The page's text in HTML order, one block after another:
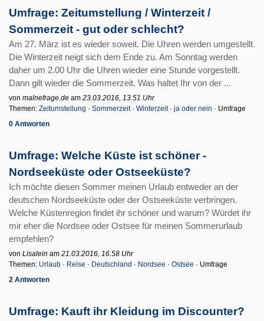
Umfrage: Zeitumstellung / Winterzeit /
Sommerzeit - gut oder schlecht?
Am 27. März ist es wieder soweit. Die Uhren werden umgestellt.
Die Winterzeit neigt sich dem Ende zu. Am Sonntag werden
daher um 2.00 Uhr die Uhren wieder eine Stunde vorgestellt.
Dann gilt wieder die Sommerzeit. Was haltet Ihr von der ...
von malnefrage.de am 23.03.2016, 13.51 Uhr
Themen: Zeitumstellung · Sommerzeit· Winterzeit· ja oder nein · Umfrage
0 Antworten
Umfrage: Welche Küste ist schöner -
Nordseeküste oder Ostseeküste?
Ich möchte diesen Sommer meinen Urlaub entweder an der
deutschen Nordseeküste oder der Ostseeküste verbringen.
Welche Küstenregion findet ihr schöner und warum? Würdet ihr
mir eher die Nordsee oder Ostsee für meinen Sommerurlaub
empfehlen?
von Lisalein am 21.03.2016, 16.58 Uhr
Themen: Urlaub · Reise · Deutschland · Nordsee · Ostsee · Umfrage
2 Antworten
Umfrage: Kauft ihr Kleidung im Discounter?